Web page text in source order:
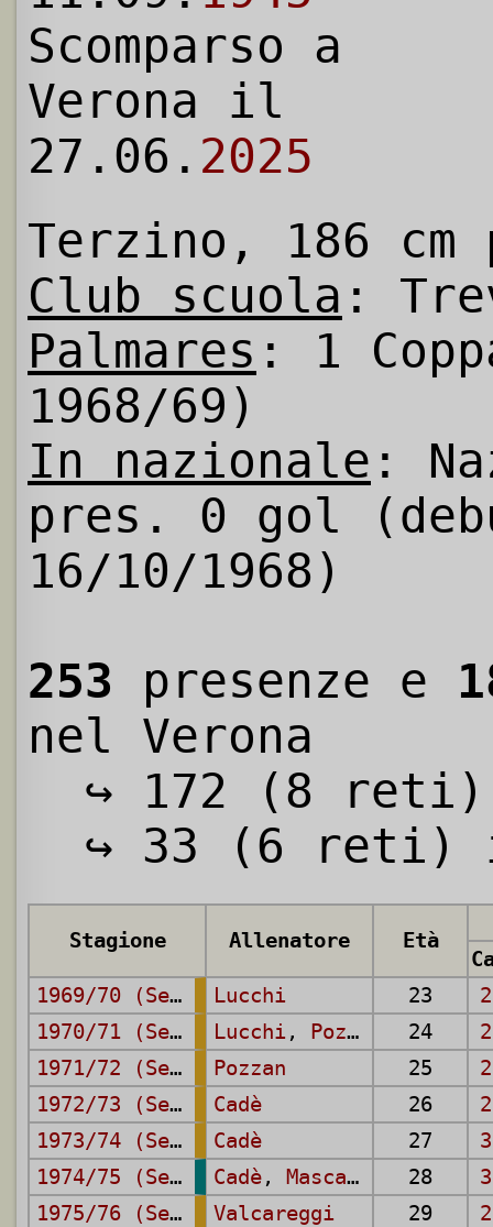
Scomparso a
Verona il
27.06. 2025
Terzino, 186 cm
Club scuola :
Palmares : 1
1968/69)
In nazionale :
pres. 0 gol
16/10/1968)
253 presenze e
nel Verona
↪ 172 (8 reti)
↪ 33 (6 reti)
Stagione Allenatore Età
1969/70 (Serie A) Lucchi 23
1970/71 (Serie A)
Lucchi, Pozzan 24
1971/72 (Serie A)
Pozzan 25
1972/73 (Serie A)
Cadè 26
1973/74 (Serie A)
Cadè 27
1974/75 (Serie B)
Cadè, Mascalaito ,
28
1975/76 (Serie A)
Valcareggi 29